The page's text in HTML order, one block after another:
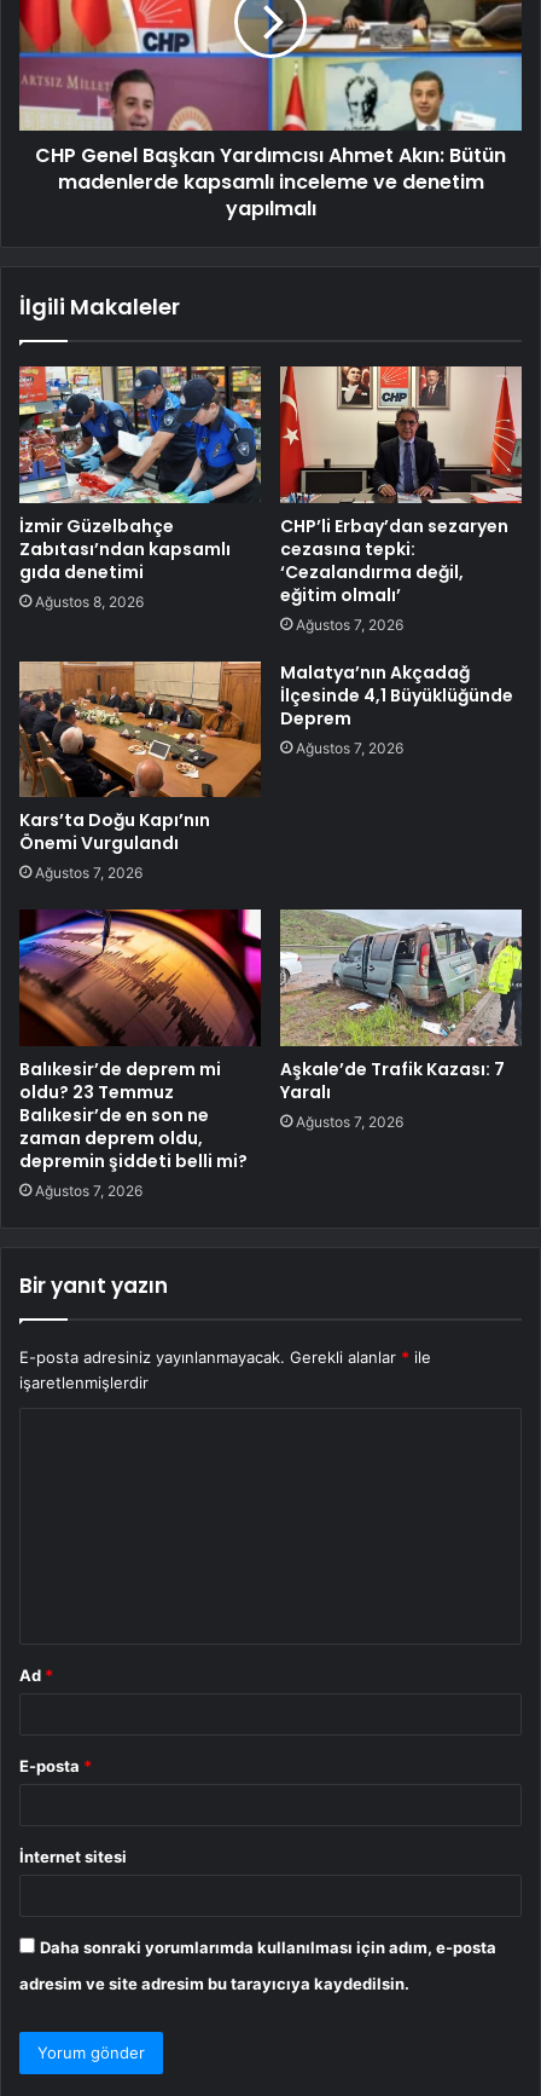
CHP Genel Başkan Yardımcısı Ahmet Akın: Bütün
madenlerde kapsamlı inceleme ve denetim
yapılmalı
İlgili Makaleler
İzmir Güzelbahçe
Zabıtası’ndan kapsamlı
gıda denetimi
Ağustos 8, 2026
CHP’li Erbay’dan sezaryen
cezasına tepki:
‘Cezalandırma değil,
eğitim olmalı’
Ağustos 7, 2026
Kars’ta Doğu Kapı’nın
Önemi Vurgulandı
Ağustos 7, 2026
Malatya’nın Akçadağ
İlçesinde 4,1 Büyüklüğünde
Deprem
Ağustos 7, 2026
Balıkesir’de deprem mi
oldu? 23 Temmuz
Balıkesir’de en son ne
zaman deprem oldu,
depremin şiddeti belli mi?
Ağustos 7, 2026
Aşkale’de Trafik Kazası: 7
Yaralı
Ağustos 7, 2026
Bir yanıt yazın
E-posta adresiniz yayınlanmayacak. Gerekli alanlar * ile
işaretlenmişlerdir
Ad *
E-posta *
İnternet sitesi
Daha sonraki yorumlarımda kullanılması için adım, e-posta
adresim ve site adresim bu tarayıcıya kaydedilsin.